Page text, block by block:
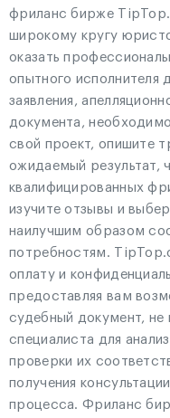
фриланс бирже
широкому кругу
оказать
опытного исполнителя
заявления,
документа,
свой проект, опишите
ожидаемый результат,
квалифицированных
изучите отзывы и
наилучшим образом
потребностям.
оплату и
предоставляя вам
судебный документ,
специалиста для
проверки их
получения
процесса. Фриланс